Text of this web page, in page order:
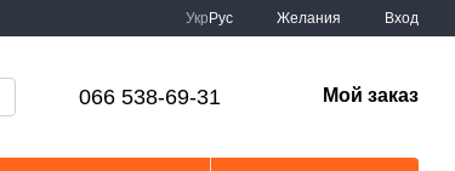
Укр Рус Желания Вход
066 538-69-31 Мой заказ